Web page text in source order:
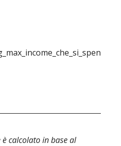
calcolato in base al